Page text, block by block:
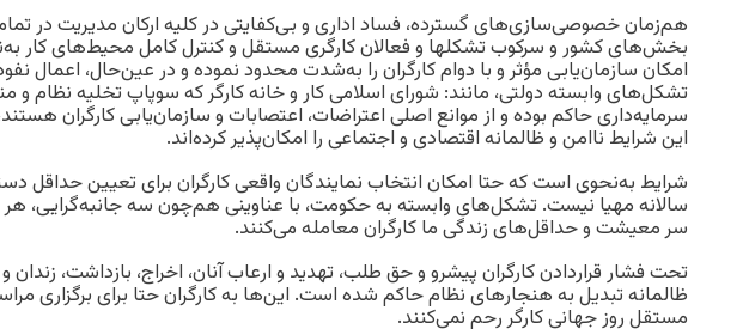
هم‌زمان خصوصی‌سازی‌های گسترده، فساد اداری و‌ بی‌کفایتی در کلیه ارکان مدیریت در
بخش‌های کشور و سرکوب تشکلها و‌ فعالان کارگری مستقل و‌ کنترل کامل محیط‌های کار
امکان سازمان‌یابی مؤثر و با دوام کارگران را به‌شدت محدود نموده و در عین‌حال، اعمال
تشکل‌های وابسته دولتی، مانند: شورای اسلامی کار و خانه کارگر که سوپاپ تخلیه نظام و‌
سرمایه‌داری حاکم بوده و از موانع اصلی اعتراضات، اعتصابات و سازمان‌یابی کارگران
این شرایط ناامن و ظالمانه اقتصادی و‌ اجتماعی را امکان‌پذیر کرده‌اند.
شرایط به‌نحوی است که حتا امکان انتخاب نمایندگان واقعی کارگران برای تعیین حداقل
سالانه مهیا نیست. تشکل‌های وابسته به حکومت، با عناوینی هم‌چون سه جانبه‌گرایی، هر
سر معیشت و حداقل‌های زندگی ما کارگران معامله می‌کنند.
تحت فشار قراردادن کارگران پیشرو و حق طلب، تهدید و ارعاب آنان، اخراج، بازداشت، زندان
ظالمانه تبدیل به هنجارهای نظام حاکم شده است. این‌ها به کارگران حتا برای برگزاری
مستقل روز جهانی کارگر رحم‌ نمی‌کنند.